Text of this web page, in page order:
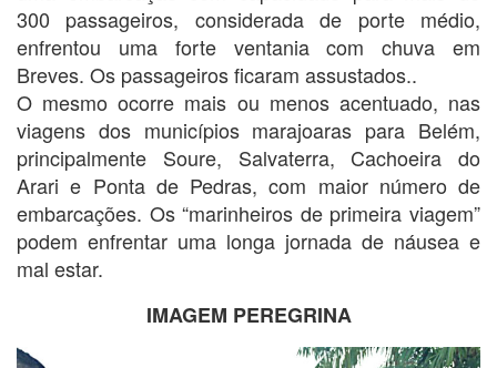
300 passageiros, considerada de porte médio,
enfrentou uma forte ventania com chuva em
Breves. Os passageiros ficaram assustados..
O mesmo ocorre mais ou menos acentuado, nas
viagens dos municípios marajoaras para Belém,
principalmente Soure, Salvaterra, Cachoeira do
Arari e Ponta de Pedras, com maior número de
embarcações. Os “marinheiros de primeira viagem”
podem enfrentar uma longa jornada de náusea e
mal estar.
IMAGEM PEREGRINA